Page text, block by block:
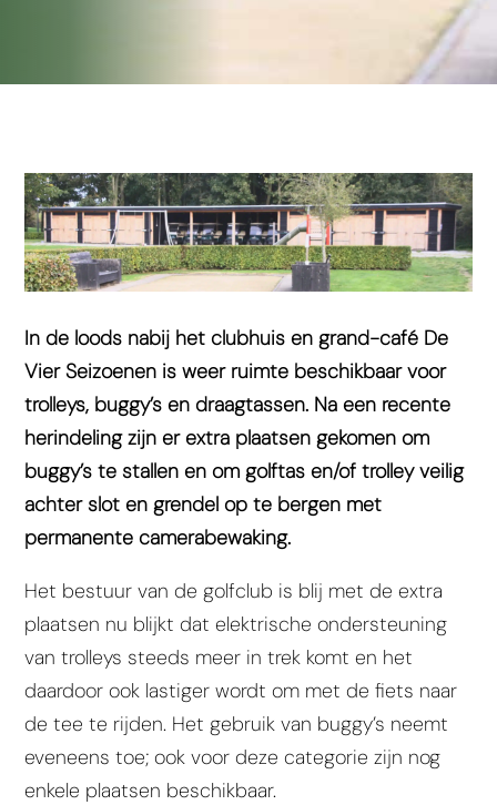
In de loods nabij het clubhuis en grand-café De
Vier Seizoenen is weer ruimte beschikbaar voor
trolleys, buggy’s en draagtassen. Na een recente
herindeling zijn er extra plaatsen gekomen om
buggy’s te stallen en om golftas en/of trolley veilig
achter slot en grendel op te bergen met
permanente camerabewaking.
Het bestuur van de golfclub is blij met de extra
plaatsen nu blijkt dat elektrische ondersteuning
van trolleys steeds meer in trek komt en het
daardoor ook lastiger wordt om met de fiets naar
de tee te rijden. Het gebruik van buggy’s neemt
eveneens toe; ook voor deze categorie zijn nog
enkele plaatsen beschikbaar.